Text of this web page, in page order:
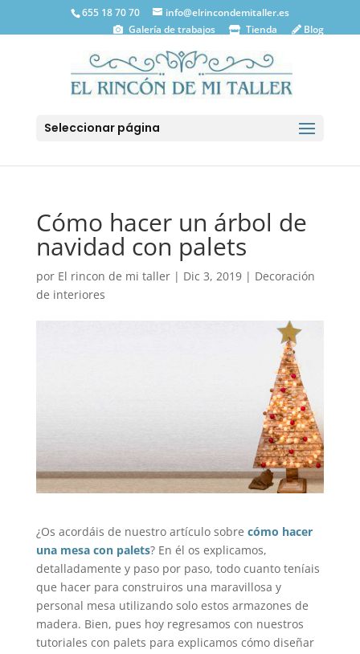
655 18 70 70
info@elrincondemitaller.es
Galería de trabajos
Tienda Blog
Seleccionar página
Cómo hacer un árbol de
navidad con palets
por El rincon de mi taller| Dic 3, 2019| Decoración
de interiores
¿Os acordáis de nuestro artículo sobre cómo hacer
una mesa con palets? En él os explicamos,
detalladamente y paso por paso, todo cuanto teníais
que hacer para construiros una maravillosa y
personal mesa utilizando solo estos armazones de
madera. Bien, pues hoy regresamos con nuestros
tutoriales con palets para explicamos cómo diseñar